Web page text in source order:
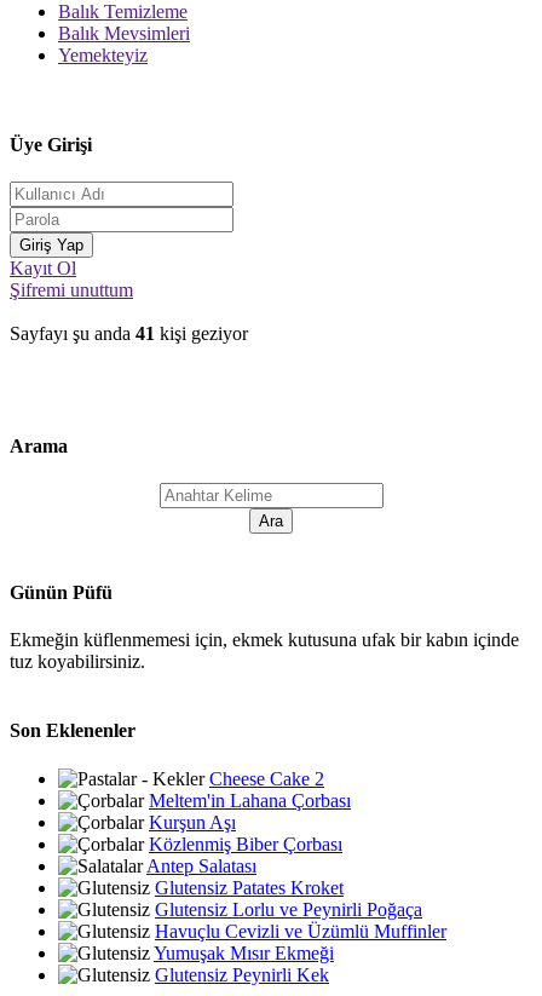
Balık Temizleme
Balık Mevsimleri
Yemekteyiz
Üye Girişi
Kayıt Ol
Şifremi unuttum
Sayfayı şu anda 41 kişi geziyor
Arama
Günün Püfü
Ekmeğin küflenmemesi için, ekmek kutusuna ufak bir kabın içinde
tuz koyabilirsiniz.
Son Eklenenler
Cheese Cake 2
Meltem'in Lahana Çorbası
Kurşun Aşı
Közlenmiş Biber Çorbası
Antep Salatası
Glutensiz Patates Kroket
Glutensiz Lorlu ve Peynirli Poğaça
Havuçlu Cevizli ve Üzümlü Muffinler
Yumuşak Mısır Ekmeği
Glutensiz Peynirli Kek